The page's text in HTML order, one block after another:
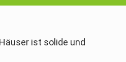
ist solide und